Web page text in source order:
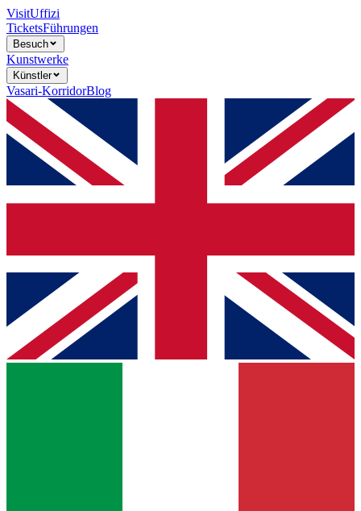
VisitUffizi
TicketsFührungen
Besuch
Kunstwerke
Künstler
Vasari-KorridorBlog